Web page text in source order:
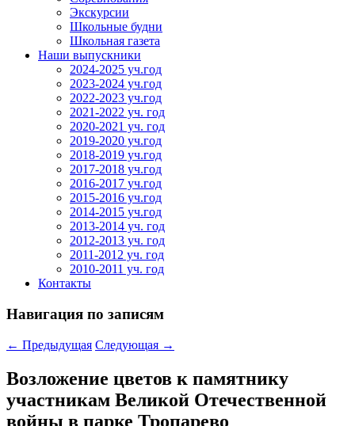
Экскурсии
Школьные будни
Школьная газета
Наши выпускники
2024-2025 уч.год
2023-2024 уч.год
2022-2023 уч.год
2021-2022 уч. год
2020-2021 уч. год
2019-2020 уч.год
2018-2019 уч.год
2017-2018 уч.год
2016-2017 уч.год
2015-2016 уч.год
2014-2015 уч.год
2013-2014 уч. год
2012-2013 уч. год
2011-2012 уч. год
2010-2011 уч. год
Контакты
Навигация по записям
← Предыдущая Следующая →
Возложение цветов к памятнику
участникам Великой Отечественной
войны в парке Тропарево